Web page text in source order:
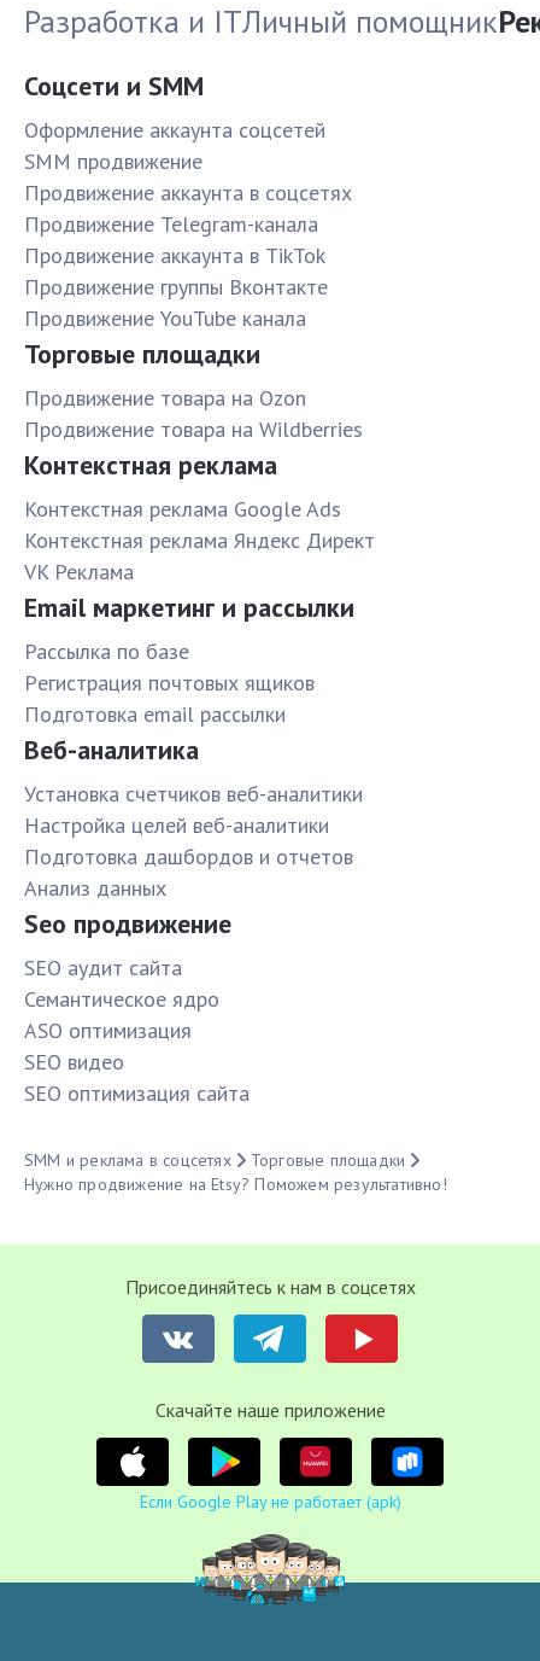
Разработка и ITЛичный помощник
Соцсети и SMM
Оформление аккаунта соцсетей
SMM продвижение
Продвижение аккаунта в соцсетях
Продвижение Telegram-канала
Продвижение аккаунта в TikTok
Продвижение группы Вконтакте
Продвижение YouTube канала
Торговые площадки
Продвижение товара на Ozon
Продвижение товара на Wildberries
Контекстная реклама
Контекстная реклама Google Ads
Контекстная реклама Яндекс Директ
VK Реклама
Email маркетинг и рассылки
Рассылка по базе
Pегистрация почтовых ящиков
Подготовка email рассылки
Веб-аналитика
Установка счетчиков веб-аналитики
Настройка целей веб-аналитики
Подготовка дашбордов и отчетов
Анализ данных
Seo продвижение
SЕО аудит сайта
Семантическое ядро
ASO оптимизация
SЕО видео
SЕО оптимизация сайта
SMM и реклама в соцсетях
Торговые площадки
Нужно продвижение на Etsy? Поможем результативно!
Присоединяйтесь к нам в соцсетях
Cкачайте наше приложение
Если Google Play не работает (apk)